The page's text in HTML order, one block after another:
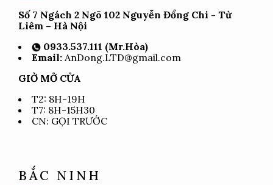
Số 7 Ngách 2 Ngõ 102 Nguyễn Đổng Chi - Từ
Liêm – Hà Nội
0933.537.111 (Mr.Hòa)
Email: AnDong.LTD@gmail.com
GIỜ MỞ CỬA
T2: 8H-19H
T7: 8H-15H30
CN: GỌI TRƯỚC
BẮC NINH